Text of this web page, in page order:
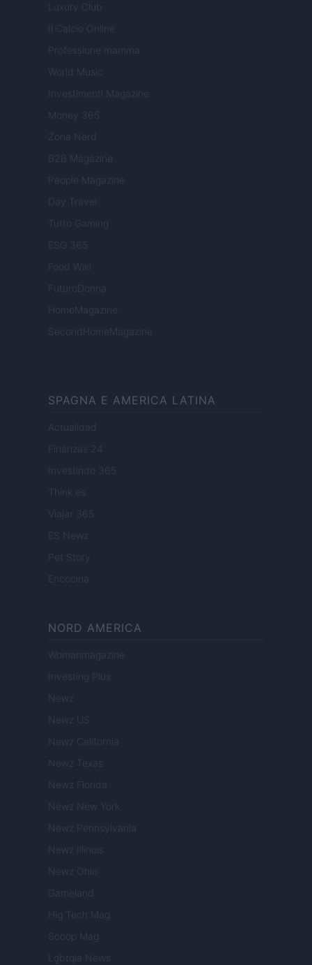
Luxury Club
Il Calcio Online
Professione mamma
World Music
Investimenti Magazine
Money 365
Zona Nerd
B2B Magazine
People Magazine
Day Travel
Tutto Gaming
ESG 365
Food Wiki
FuturoDonna
HomeMagazine
SecondHomeMagazine
SPAGNA E AMERICA LATINA
Actualidad
Finanzas 24
Investindo 365
Think.es
Viajar 365
ES Newz
Pet Story
Encocina
NORD AMERICA
Womanmagazine
Investing Plus
Newz
Newz US
Newz California
Newz Texas
Newz Florida
Newz New York
Newz Pennsylvania
Newz Illinois
Newz Ohio
Gameland
Hig Tech Mag
Scoop Mag
Lgbtqia News